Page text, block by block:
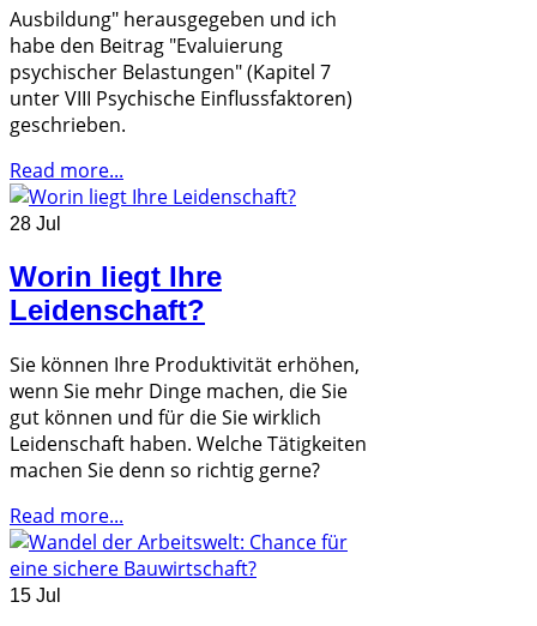
Ausbildung" herausgegeben und ich
habe den Beitrag "Evaluierung
psychischer Belastungen" (Kapitel 7
unter VIII Psychische Einflussfaktoren)
geschrieben.
Read more...
28 Jul
Worin liegt Ihre
Leidenschaft?
Sie können Ihre Produktivität erhöhen,
wenn Sie mehr Dinge machen, die Sie
gut können und für die Sie wirklich
Leidenschaft haben. Welche Tätigkeiten
machen Sie denn so richtig gerne?
Read more...
15 Jul